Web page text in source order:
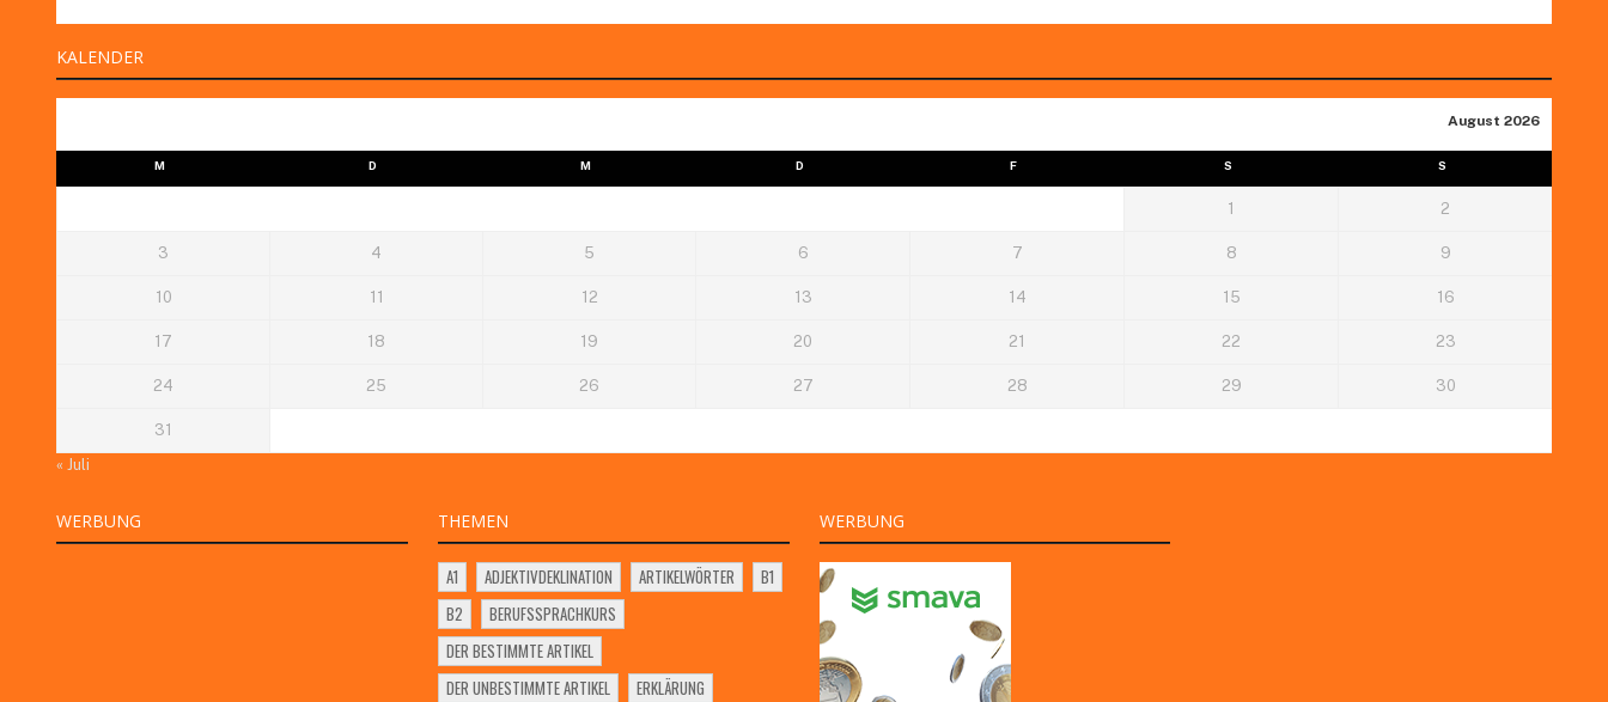
KALENDER
August 2026
M D M D F S S
1 2
3 4 5 6 7 8 9
10 11 12 13 14 15 16
17 18 19 20 21 22 23
24 25 26 27 28 29 30
31
« Juli
WERBUNG THEMEN
A1 ADJEKTIVDEKLINATION ARTIKELWÖRTER
B1
B2
BERUFSSPRACHKURS
DER BESTIMMTE ARTIKEL
DER UNBESTIMMTE ARTIKEL
ERKLÄRUNG
WERBUNG